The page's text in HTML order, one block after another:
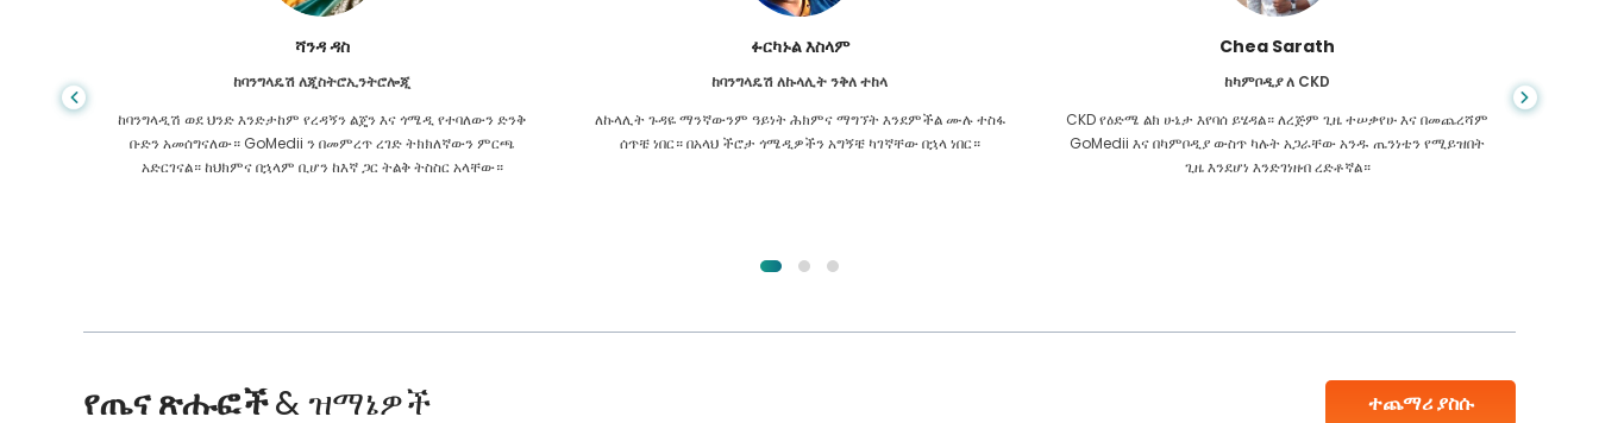
ሻንዳ ዳስ
ከባንግላዴሽ ለጂስትሮኢንትሮሎጂ
ከባንግላዲሽ ወደ ህንድ እንድታከም የረዳኝን ልጄን እና ጎሜዲ የተባለውን ድንቅ
ቡድን አመሰግናለው። GoMedii ን በመምረጥ ረገድ ትክክለኛውን ምርጫ
አድርገናል። ከህክምና በኋላም ቢሆን ከእኛ ጋር ትልቅ ትስስር አላቸው።
ፉርካኑል እስላም
ከባንግላዴሽ ለኩላሊት ንቅለ ተከላ
ለኩላሊት ጉዳዬ ማንኛውንም ዓይነት ሕክምና ማግኘት እንደምችል ሙሉ ተስፋ
ሰጥቼ ነበር። በአላህ ችሮታ ጎሜዲዎችን አግኝቼ ካገኛቸው በኋላ ነበር።
Chea Sarath
ከካምቦዲያ ለ CKD
CKD የዕድሜ ልክ ሁኔታ እየባሰ ይሄዳል። ለረጅም ጊዜ ተሠቃየሁ እና በመጨረሻም
GoMedii እና በካምቦዲያ ውስጥ ካሉት አጋራቸው አንዱ ጤንነቴን የሚይዝበት
ጊዜ እንደሆነ እንድገነዘብ ረድቶኛል።
የጤና ጽሑፎች& ዝማኔዎች ተጨማሪ ያስሱ